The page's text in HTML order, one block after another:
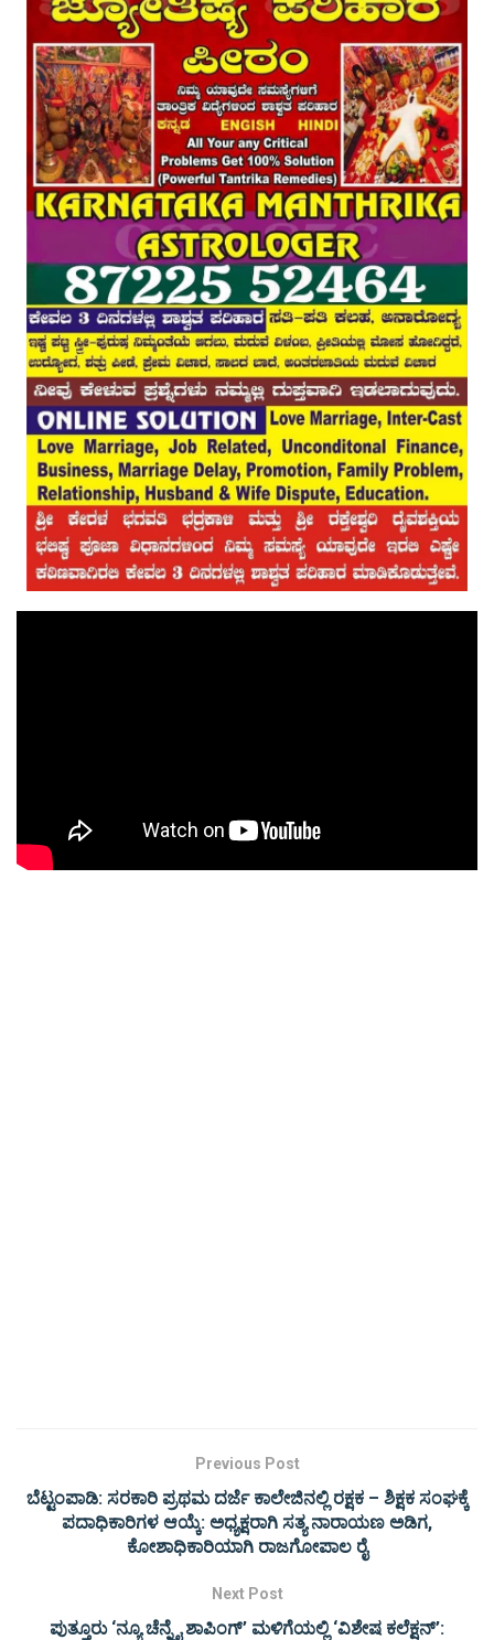
Previous Post
ಬೆಟ್ಟಂಪಾಡಿ: ಸರಕಾರಿ ಪ್ರಥಮ ದರ್ಜೆ ಕಾಲೇಜಿನಲ್ಲಿ ರಕ್ಷಕ – ಶಿಕ್ಷಕ ಸಂಘಕ್ಕೆ
ಪದಾಧಿಕಾರಿಗಳ ಆಯ್ಕೆ: ಅಧ್ಯಕ್ಷರಾಗಿ ಸತ್ಯ ನಾರಾಯಣ ಅಡಿಗ,
ಕೋಶಾಧಿಕಾರಿಯಾಗಿ ರಾಜಗೋಪಾಲ ರೈ
Next Post
ಪುತ್ತೂರು ‘ನ್ಯೂ ಚೆನ್ನೈ ಶಾಪಿಂಗ್’ ಮಳಿಗೆಯಲ್ಲಿ ‘ವಿಶೇಷ ಕಲೆಕ್ಷನ್’: